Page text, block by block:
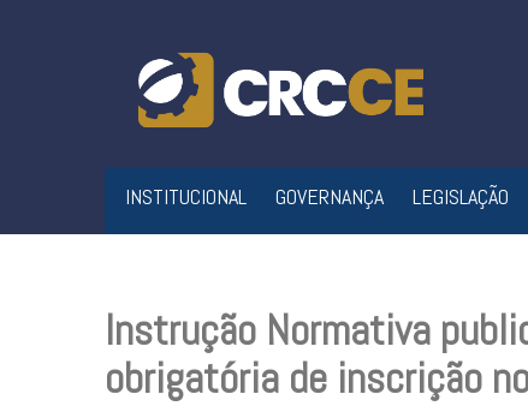
INSTITUCIONAL GOVERNANÇA LEGISLAÇÃO
Instrução Normativa
obrigatória de inscrição